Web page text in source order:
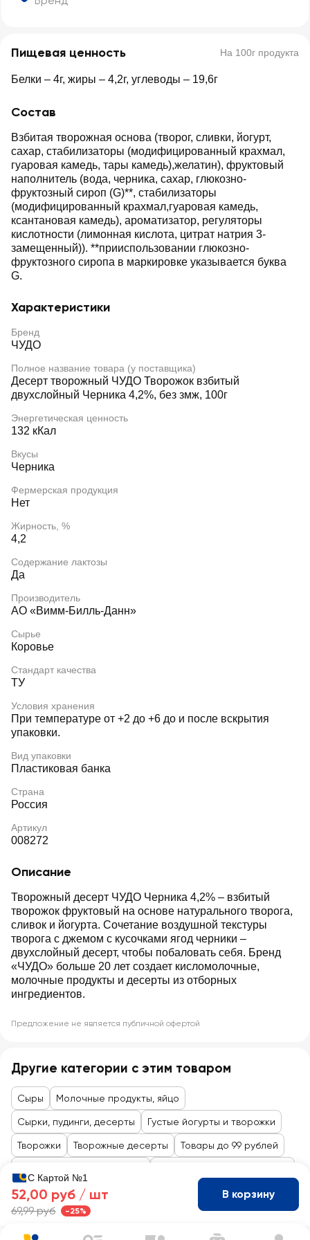
Пищевая ценность На 100г продукта
Белки – 4г, жиры – 4,2г, углеводы – 19,6г
Состав
Взбитая творожная основа (творог, сливки, йогурт,
сахар, стабилизаторы (модифицированный крахмал,
гуаровая камедь, тары камедь),желатин), фруктовый
наполнитель (вода, черника, сахар, глюкозно-
фруктозный сироп (G)**, стабилизаторы
(модифицированный крахмал,гуаровая камедь,
ксантановая камедь), ароматизатор, регуляторы
кислотности (лимонная кислота, цитрат натрия 3-
замещенный)). **прииспользовании глюкозно-
фруктозного сиропа в маркировке указывается буква
G.
Характеристики
Бренд
ЧУДО
Полное название товара (у поставщика)
Десерт творожный ЧУДО Творожок взбитый
двухслойный Черника 4,2%, без змж, 100г
Энергетическая ценность
132 кКал
Вкусы
Черника
Фермерская продукция
Нет
Жирность, %
4,2
Содержание лактозы
Да
Производитель
АО «Вимм-Билль-Данн»
Сырье
Коровье
Стандарт качества
ТУ
Условия хранения
При температуре от +2 до +6 до и после вскрытия
упаковки.
Вид упаковки
Пластиковая банка
Страна
Россия
Артикул
008272
Описание
Творожный десерт ЧУДО Черника 4,2% – взбитый
творожок фруктовый на основе натурального творога,
сливок и йогурта. Сочетание воздушной текстуры
творога с джемом с кусочками ягод черники –
двухслойный десерт, чтобы побаловать себя. Бренд
«ЧУДО» больше 20 лет создает кисломолочные,
молочные продукты и десерты из отборных
ингредиентов.
Предложение не является публичной офертой
Другие категории с этим товаром
Сыры Молочные продукты, яйцо
Сырки, пудинги, десерты Густые йогурты и творожки
Творожки Творожные десерты Товары до 99 рублей
С Картой №1
52,00 руб / шт
69,99 руб -25%
В корзину